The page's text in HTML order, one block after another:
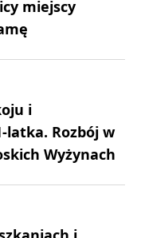
miejscy
i
latka. Rozbój w
Wyżynach